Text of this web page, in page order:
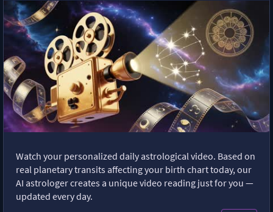
Watch your personalized daily astrological video. Based on
real planetary transits affecting your birth chart today, our
AI astrologer creates a unique video reading just for you —
updated every day.